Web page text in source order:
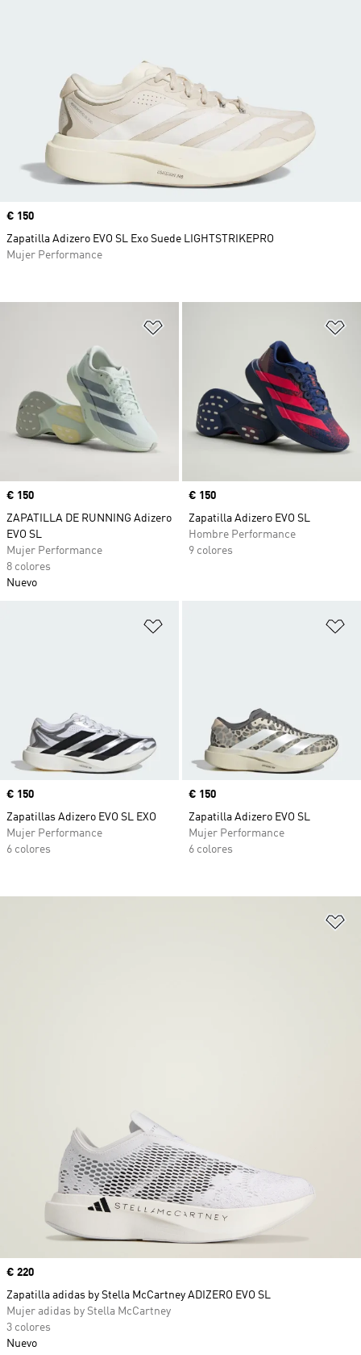
Precio
€ 150
ZAPATILLA DE RUNNING Adizero
EVO SL
Mujer Performance
8 colores
Nuevo
Precio
€ 150
Zapatilla Adizero EVO SL
Hombre Performance
9 colores
Precio
€ 150
Zapatillas Adizero EVO SL EXO
Mujer Performance
6 colores
Precio
€ 150
Zapatilla Adizero EVO SL
Mujer Performance
6 colores
Precio
€ 220
Zapatilla adidas by Stella McCartney ADIZERO EVO SL
Mujer adidas by Stella McCartney
3 colores
Nuevo
Precio
€ 150
Zapatilla Adizero EVO SL Exo Suede LIGHTSTRIKEPRO
Mujer Performance